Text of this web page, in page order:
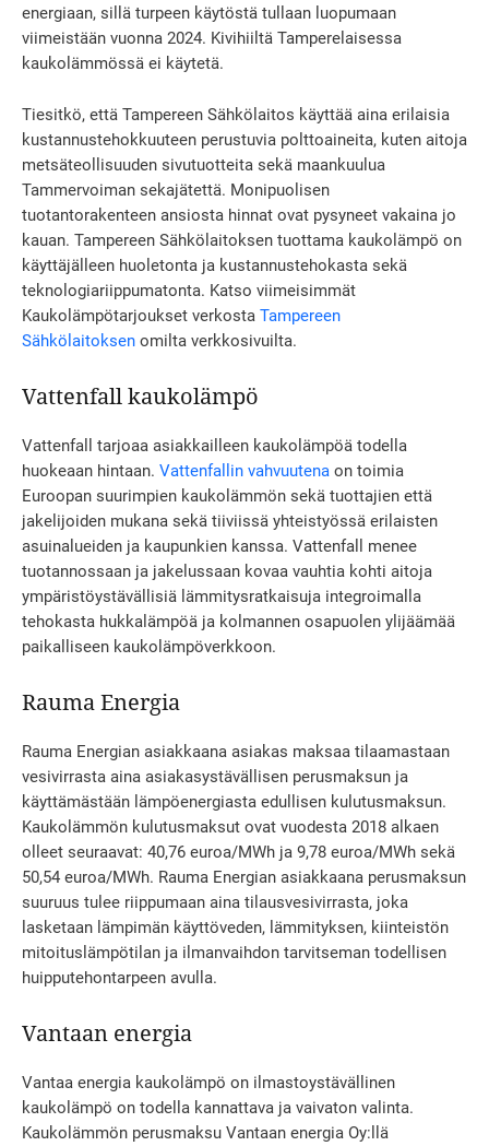
energiaan, sillä turpeen käytöstä tullaan luopumaan
viimeistään vuonna 2024. Kivihiiltä Tamperelaisessa
kaukolämmössä ei käytetä.
Tiesitkö, että Tampereen Sähkölaitos käyttää aina erilaisia
kustannustehokkuuteen perustuvia polttoaineita, kuten aitoja
metsäteollisuuden sivutuotteita sekä maankuulua
Tammervoiman sekajätettä. Monipuolisen
tuotantorakenteen ansiosta hinnat ovat pysyneet vakaina jo
kauan. Tampereen Sähkölaitoksen tuottama kaukolämpö on
käyttäjälleen huoletonta ja kustannustehokasta sekä
teknologiariippumatonta. Katso viimeisimmät
Kaukolämpötarjoukset verkosta Tampereen
Sähkölaitoksen omilta verkkosivuilta.
Vattenfall kaukolämpö
Vattenfall tarjoaa asiakkailleen kaukolämpöä todella
huokeaan hintaan. Vattenfallin vahvuutena on toimia
Euroopan suurimpien kaukolämmön sekä tuottajien että
jakelijoiden mukana sekä tiiviissä yhteistyössä erilaisten
asuinalueiden ja kaupunkien kanssa. Vattenfall menee
tuotannossaan ja jakelussaan kovaa vauhtia kohti aitoja
ympäristöystävällisiä lämmitysratkaisuja integroimalla
tehokasta hukkalämpöä ja kolmannen osapuolen ylijäämää
paikalliseen kaukolämpöverkkoon.
Rauma Energia
Rauma Energian asiakkaana asiakas maksaa tilaamastaan
vesivirrasta aina asiakasystävällisen perusmaksun ja
käyttämästään lämpöenergiasta edullisen kulutusmaksun.
Kaukolämmön kulutusmaksut ovat vuodesta 2018 alkaen
olleet seuraavat: 40,76 euroa/MWh ja 9,78 euroa/MWh sekä
50,54 euroa/MWh. Rauma Energian asiakkaana perusmaksun
suuruus tulee riippumaan aina tilausvesivirrasta, joka
lasketaan lämpimän käyttöveden, lämmityksen, kiinteistön
mitoituslämpötilan ja ilmanvaihdon tarvitseman todellisen
huipputehontarpeen avulla.
Vantaan energia
Vantaa energia kaukolämpö on ilmastoystävällinen
kaukolämpö on todella kannattava ja vaivaton valinta.
Kaukolämmön perusmaksu Vantaan energia Oy:llä